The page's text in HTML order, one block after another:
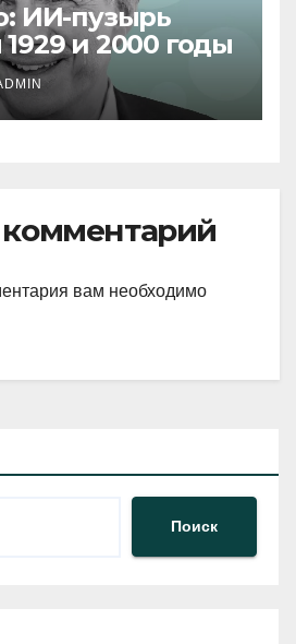
ИИ-пузырь
и 2000 годы
вам необходимо
Поиск